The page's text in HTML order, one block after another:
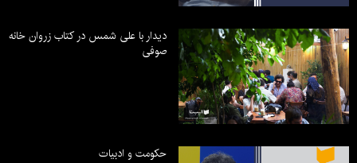
دیدار با علی شمس در کتاب زروان خانه
صوفی
حکومت و ادبیات